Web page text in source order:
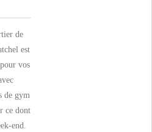
de
est
vos
de gym
ce dont
end.